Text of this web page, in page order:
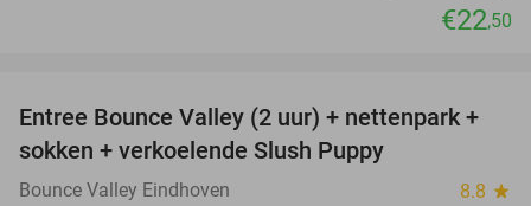
€22,50
46%
Entree Bounce Valley (2 uur) + nettenpark +
sokken + verkoelende Slush Puppy
Bounce Valley Eindhoven 8.8 star